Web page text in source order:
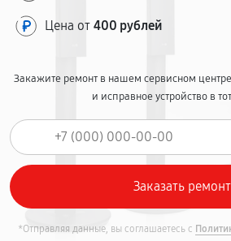
Цена от 400 рублей
Закажите ремонт в нашем сервисном
и исправное устройство в
*Отправляя данные, вы соглашаетесь с